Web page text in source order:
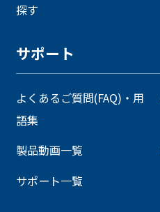
探す
サポート
よくあるご質問(FAQ)・用
語集
製品動画一覧
サポート一覧